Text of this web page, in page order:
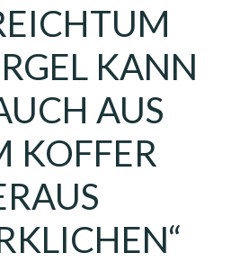
KANN
AUS
KOFFER